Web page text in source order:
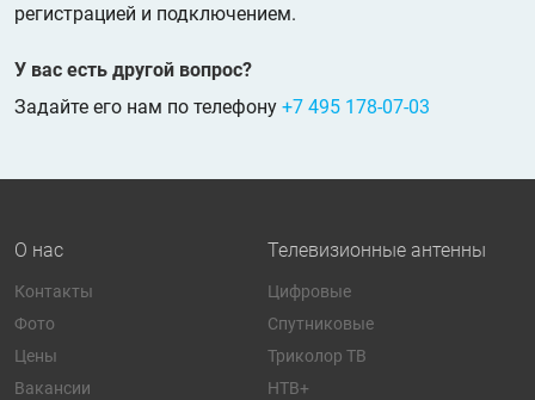
регистрацией и подключением.
У вас есть другой вопрос?
Задайте его нам по телефону +7 495 178-07-03
О нас
Контакты
Фото
Цены
Вакансии
Телевизионные антенны
Цифровые
Спутниковые
Триколор ТВ
НТВ+